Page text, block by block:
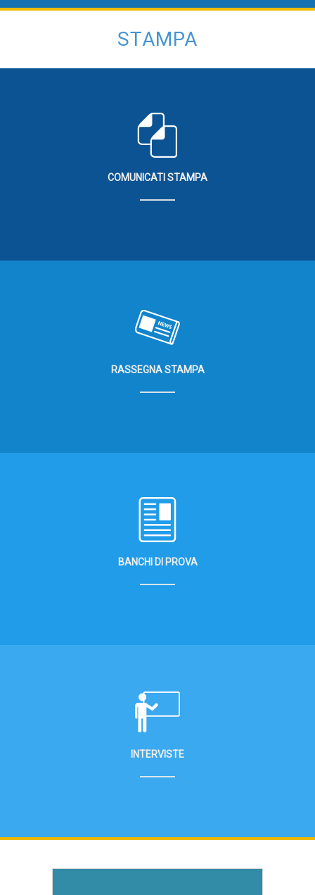
STAMPA
COMUNICATI STAMPA
RASSEGNA STAMPA
BANCHI DI PROVA
INTERVISTE